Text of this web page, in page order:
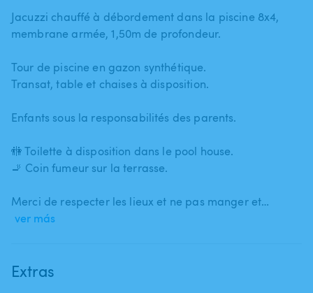
Jacuzzi chauffé à débordement dans la piscine 8x4​,​
membrane armée​,​ 1​,​50m de profondeur.
Tour de piscine en gazon synthétique.
Transat​,​ table et chaises à disposition.
Enfants sous la responsabilités des parents.
🚻 Toilette à disposition dans le pool house.
🚬 Coin fumeur sur la terrasse.
Merci de respecter les lieux et ne pas manger et…
ver más
Extras